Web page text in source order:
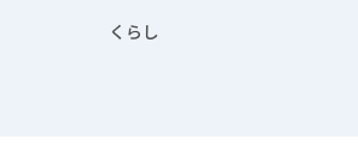
くらし